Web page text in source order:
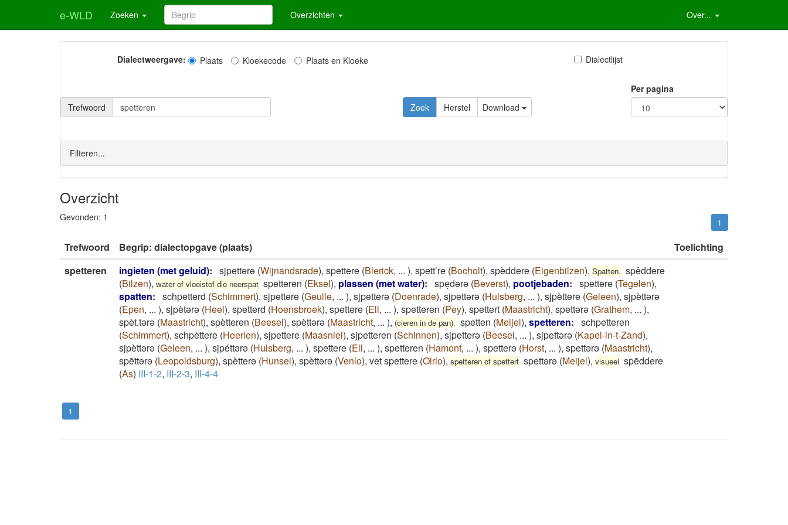
e-WLD Zoeken Overzichten Over...
Dialectweergave: Plaats Kloekecode Plaats en Kloeke Dialectlijst
Trefwoord Download
Per pagina
Filteren...
Overzicht
Gevonden: 1 1
Trefwoord Begrip: dialectopgave (plaats)
Toelichting
spetteren
ingieten (met geluid): sjpettərə (Wijnandsrade), spettere (Blerick, ... ), spett’re (Bocholt), spèddere (Eigenbilzen), Spatten. spêddere
(Bilzen), water of vloeistof die neerspat spetteren (Eksel), plassen (met water): speͅdərə (Beverst), pootjebaden: spettere (Tegelen),
spatten: schpetterd (Schimmert), sjpettere (Geulle, ... ), sjpetterə (Doenrade), sjpettərə (Hulsberg, ... ), sjpèttere (Geleen), sjpèttərə
(Epen, ... ), sjpètərə (Heel), spetterd (Hoensbroek), spettere (Ell, ... ), spetteren (Pey), spettert (Maastricht), spettərə (Grathem, ... ),
spèt.tərə (Maastricht), spètteren (Beesel), spèttərə (Maastricht, ... ), (cieren in de pan). spetten (Meijel), spetteren: schpetteren
(Schimmert), schpèttere (Heerlen), sjpettere (Maasniel), sjpetteren (Schinnen), sjpetterə (Beesel, ... ), sjpettərə (Kapel-in-t-Zand),
sjpèttərə (Geleen, ... ), sjpéttərə (Hulsberg, ... ), spettere (Ell, ... ), spetteren (Hamont, ... ), spetterə (Horst, ... ), spettərə (Maastricht),
spēttərə (Leopoldsburg), spètterə (Hunsel), spèttərə (Venlo), vet spettere (Oirlo), spetteren of spettert spettərə (Meijel), visueel spēddere
(As) III-1-2, III-2-3, III-4-4
1